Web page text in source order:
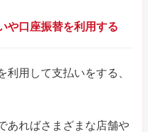
や口座振替を利用する
利用して支払いをする、
あればさまざまな店舗や